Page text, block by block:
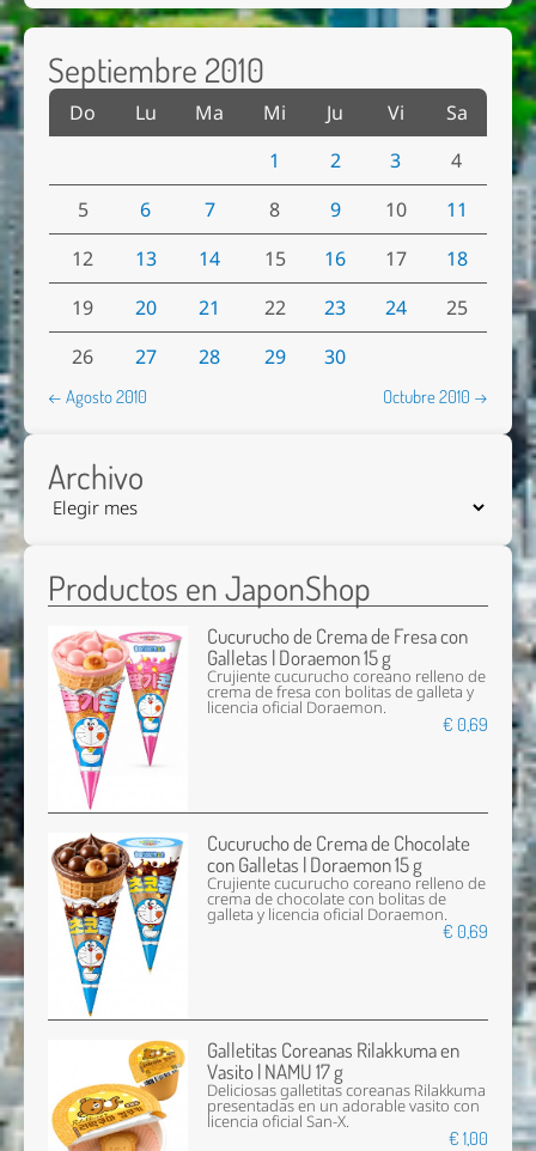
Septiembre 2010
Do Lu Ma Mi Ju Vi
Sa
1
2 3
4
5
6 7 8 9 10
11
12
13 14 15 16 17
18
19
20 21 22 23 24
25
26
27 28 29 30
← Agosto 2010 Octubre 2010 →
Archivo
Productos en JaponShop
Cucurucho de Crema de Fresa con
Galletas | Doraemon 15 g
Crujiente cucurucho coreano relleno de
crema de fresa con bolitas de galleta y
licencia oficial Doraemon.
€ 0,69
Cucurucho de Crema de Chocolate
con Galletas | Doraemon 15 g
Crujiente cucurucho coreano relleno de
crema de chocolate con bolitas de
galleta y licencia oficial Doraemon.
€ 0,69
Galletitas Coreanas Rilakkuma en
Vasito | NAMU 17 g
Deliciosas galletitas coreanas Rilakkuma
presentadas en un adorable vasito con
licencia oficial San-X.
€ 1,00